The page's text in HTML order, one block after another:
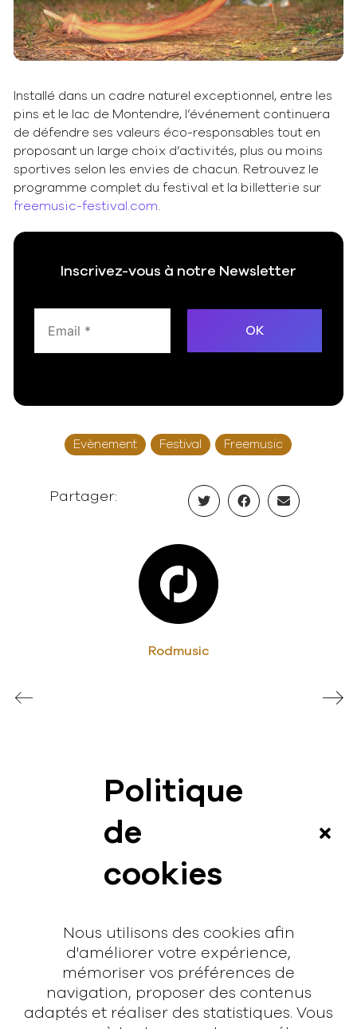
Politique
de
cookies
Nous utilisons des cookies afin
d'améliorer votre expérience,
mémoriser vos préférences de
navigation, proposer des contenus
adaptés et réaliser des statistiques. Vous
Video
Installé dans un cadre naturel exceptionnel, entre les
pins et le lac de Montendre, l’événement continuera
de défendre ses valeurs éco-responsables tout en
proposant un large choix d’activités, plus ou moins
sportives selon les envies de chacun. Retrouvez le
programme complet du festival et la billetterie sur
freemusic-festival.com
Inscrivez-vous à notre Newsletter
Evènement Festival Freemusic
Partager:
Rodmusic
Interview
Contact
hello@rodmusic.fr
SubmitHub